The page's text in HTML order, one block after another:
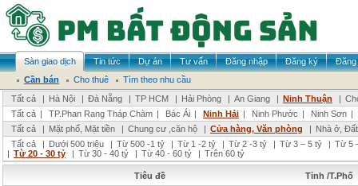
Sàn giao dịch Tin tức Dự án Tư vấn Đăng nhập Đăng ký
Đăng
Cần bán
Cho thuê
Tìm theo nhu cầu
Tất cả
| Hà Nội | Đà Nẵng | TP HCM | Hải Phòng | An Giang | Ninh Thuận |
Tất cả | TP.Phan Rang Tháp Chàm | Bác Ái | Ninh Hải | Ninh Phước | Ninh Sơn |
Tất cả
| Mặt phố, Mặt tiền | Chung cư ,căn hộ | Cửa hàng, Văn phòng | Nhà ở,
Tất cả
| Dưới 500 triệu | Từ 500 -1 tỷ | Từ 1 -2 tỷ | Từ 2 -3 tỷ | Từ 3 – 5 tỷ | Từ 5
| Từ 20 - 30 tỷ | Từ 30 - 40 tỷ | Từ 40 - 60 tỷ | Trên 60 tỷ
Tiêu đề Tỉnh /T.Phố